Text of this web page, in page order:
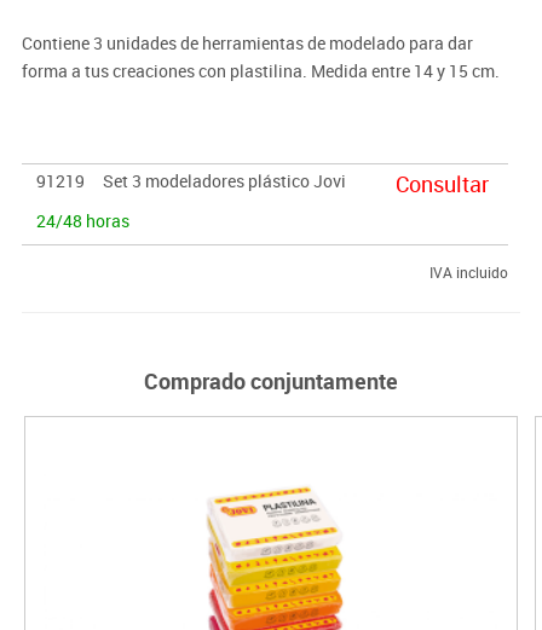
Contiene 3 unidades de herramientas de modelado para dar
forma a tus creaciones con plastilina. Medida entre 14 y 15 cm.
91219
Set 3 modeladores plástico Jovi
24/48 horas
Consultar
IVA incluido
Comprado conjuntamente